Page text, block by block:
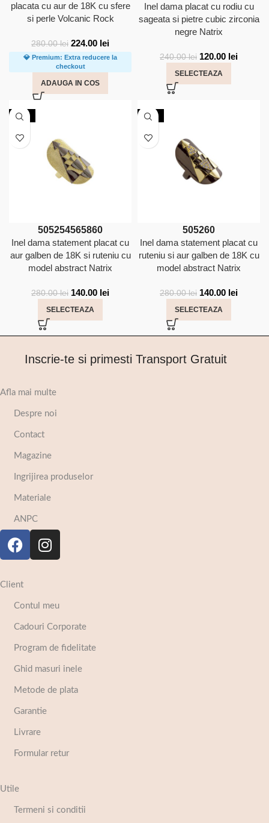
placata cu aur de 18K cu sfere
si perle Volcanic Rock
280.00lei 224.00 lei
💎 Premium: Extra reducere la
checkout
ADAUGA IN COS
Inel dama placat cu rodiu cu
sageata si pietre cubic zirconia
negre Natrix
240.00lei 120.00 lei
SELECTEAZA
-50%
505254565860
Inel dama statement placat cu
aur galben de 18K si ruteniu cu
model abstract Natrix
280.00lei 140.00 lei
SELECTEAZA
-50%
505260
Inel dama statement placat cu
ruteniu si aur galben de 18K cu
model abstract Natrix
280.00lei 140.00 lei
SELECTEAZA
Inscrie-te si primesti Transport Gratuit
Afla mai multe
Despre noi
Contact
Magazine
Ingrijirea produselor
Materiale
ANPC
Client
Contul meu
Cadouri Corporate
Program de fidelitate
Ghid masuri inele
Metode de plata
Garantie
Livrare
Formular retur
Utile
Termeni si conditii